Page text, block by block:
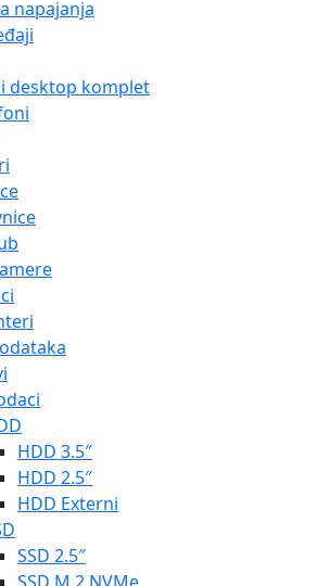
napajanja
desktop komplet
HDD 3.5″
HDD 2.5″
HDD Externi
SSD 2.5″